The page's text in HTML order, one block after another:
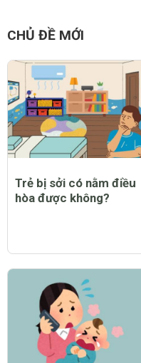
CHỦ ĐỀ MỚI
Trẻ bị sởi có nằm điều
hòa được không?